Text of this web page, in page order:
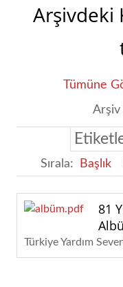
Arşivdeki
Tümüne
Arşiv
Sırala: Başlık
81
Türkiye Yardım